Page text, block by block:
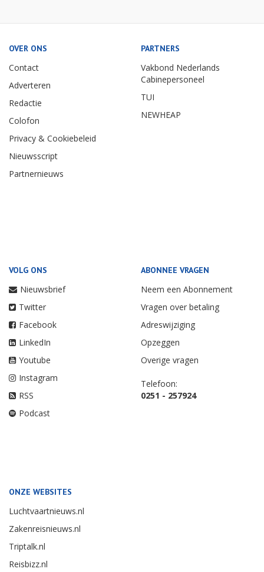
OVER ONS
Contact
Adverteren
Redactie
Colofon
Privacy & Cookiebeleid
Nieuwsscript
Partnernieuws
PARTNERS
Vakbond Nederlands
Cabinepersoneel
TUI
NEWHEAP
VOLG ONS
Nieuwsbrief
Twitter
Facebook
LinkedIn
Youtube
Instagram
RSS
Podcast
ABONNEE VRAGEN
Neem een Abonnement
Vragen over betaling
Adreswijziging
Opzeggen
Overige vragen
Telefoon:
0251 - 257924
ONZE WEBSITES
Luchtvaartnieuws.nl
Zakenreisnieuws.nl
Triptalk.nl
Reisbizz.nl